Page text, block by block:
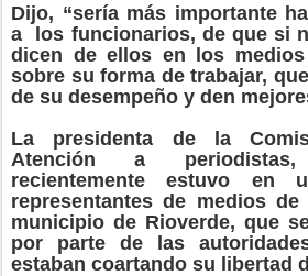
Dijo, “sería más importante
a
los funcionarios, de que si
dicen de ellos en los
sobre su forma de trabajar,
de su desempeño y den
La presidenta de la
Atención a
recientemente estuvo en
representantes de medios
municipio de Rioverde, que
por parte de las
estaban coartando su libertad